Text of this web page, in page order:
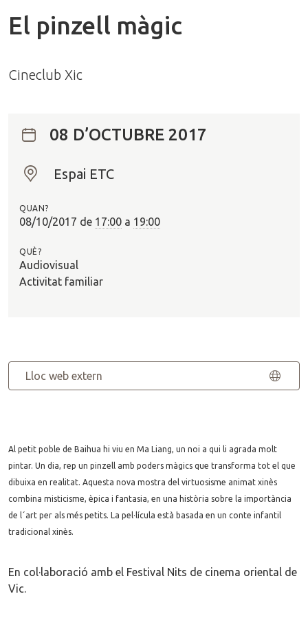
El pinzell màgic
Cineclub Xic
08 D’OCTUBRE 2017
O
?
Espai ETC
QUAN?
08/10/2017 de 17:00 a 19:00
QUÈ?
Audiovisual
Activitat familiar
Lloc web extern
Al petit poble de Baihua hi viu en Ma Liang, un noi a qui li agrada molt
pintar. Un dia, rep un pinzell amb poders màgics que transforma tot el que
dibuixa en realitat. Aquesta nova mostra del virtuosisme animat xinès
combina misticisme, èpica i fantasia, en una història sobre la importància
de l´art per als més petits. La pel·lícula està basada en un conte infantil
tradicional xinès.
En col·laboració amb el Festival Nits de cinema oriental de
Vic.